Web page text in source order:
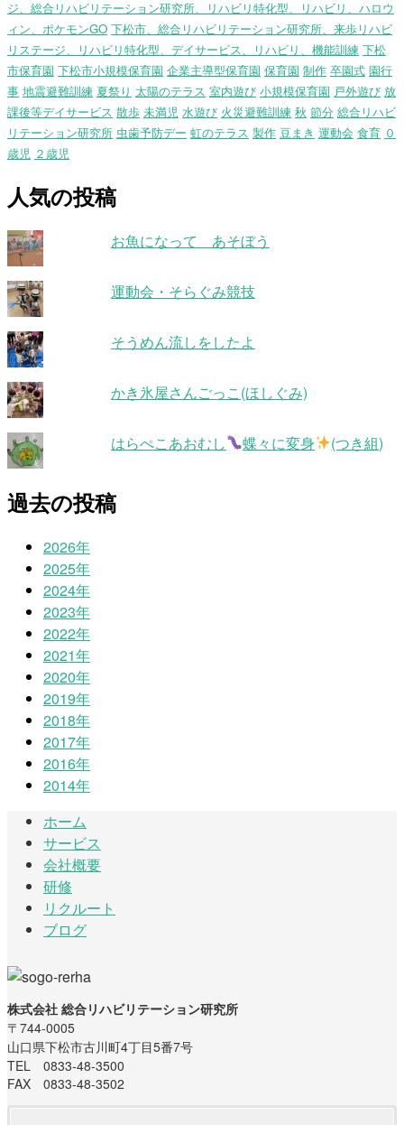
ジ、総合リハビリテーション研究所、リハビリ特化型、リハビリ、ハロウ
ィン、ポケモンGO 下松市、総合リハビリテーション研究所、来歩リハビ
リステージ、リハビリ特化型、デイサービス、リハビリ、機能訓練 下松
市保育園 下松市小規模保育園 企業主導型保育園 保育園 制作 卒園式 園行
事 地震避難訓練 夏祭り 太陽のテラス 室内遊び 小規模保育園 戸外遊び 放
課後等デイサービス 散歩 未満児 水遊び 火災避難訓練 秋 節分 総合リハビ
リテーション研究所 虫歯予防デー 虹のテラス 製作 豆まき 運動会 食育 ０
歳児 ２歳児
人気の投稿
お魚になって あそぼう
運動会・そらぐみ競技
そうめん流しをしたよ
かき氷屋さんごっこ(ほしぐみ)
はらぺこあおむし 蝶々に変身 (つき組)
過去の投稿
2026年
2025年
2024年
2023年
2022年
2021年
2020年
2019年
2018年
2017年
2016年
2014年
ホーム
サービス
会社概要
研修
リクルート
ブログ
株式会社 総合リハビリテーション研究所
〒744-0005
山口県下松市古川町4丁目5番7号
TEL 0833-48-3500
FAX 0833-48-3502